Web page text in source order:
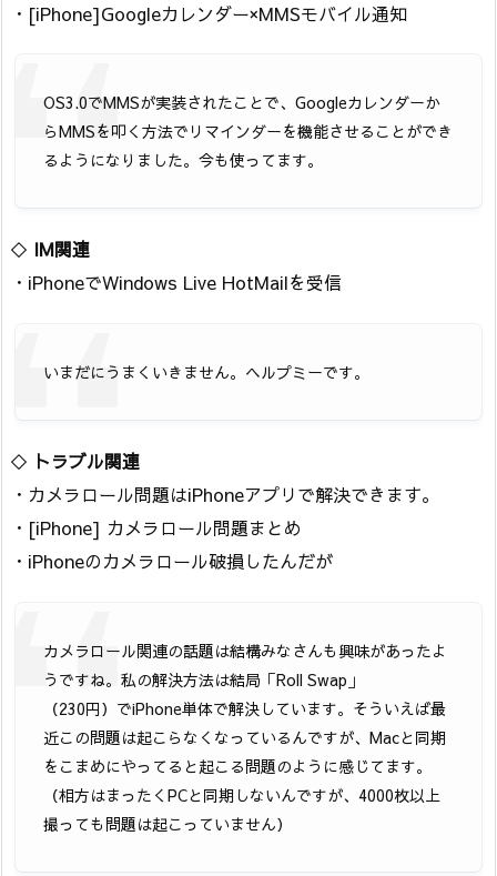
・[iPhone]Googleカレンダー×MMSモバイル通知
OS3.0でMMSが実装されたことで、Googleカレンダーか
らMMSを叩く方法でリマインダーを機能させることができ
るようになりました。今も使ってます。
◇ IM関連
・iPhoneでWindows Live HotMailを受信
いまだにうまくいきません。ヘルプミーです。
◇ トラブル関連
・カメラロール問題はiPhoneアプリで解決できます。
・[iPhone] カメラロール問題まとめ
・iPhoneのカメラロール破損したんだが
カメラロール関連の話題は結構みなさんも興味があったよ
うですね。私の解決方法は結局「Roll Swap」
（230円）でiPhone単体で解決しています。そういえば最
近この問題は起こらなくなっているんですが、Macと同期
をこまめにやってると起こる問題のように感じてます。
（相方はまったくPCと同期しないんですが、4000枚以上
撮っても問題は起こっていません）